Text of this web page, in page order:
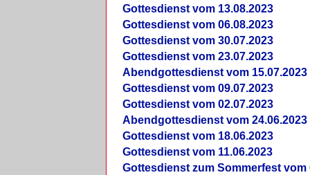
Gottesdienst vom 13.08.2023
Gottesdienst vom 06.08.2023
Gottesdienst vom 30.07.2023
Gottesdienst vom 23.07.2023
Abendgottesdienst vom 15.07.2023
Gottesdienst vom 09.07.2023
Gottesdienst vom 02.07.2023
Abendgottesdienst vom 24.06.2023
Gottesdienst vom 18.06.2023
Gottesdienst vom 11.06.2023
Gottesdienst zum Sommerfest vom